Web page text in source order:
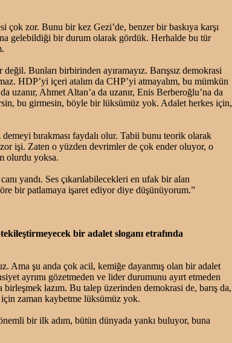
çok zor. Bunu bir kez Gezi’de, benzer bir baskıya karşı
gelebildiği bir durum olarak gördük. Herhalde bu tür
Bunları birbirinden ayıramayız. Barışsız demokrasi
HDP’yi içeri atalım da CHP’yi atmayalım, bu mümkün
uzanır, Ahmet Altan’a da uzanır, Enis Berberoğlu’na da
bu girmesin, böyle bir lüksümüz yok. Adalet herkes için,
bırakması faydalı olur. Tabii bunu teorik olarak
işi. Zaten o yüzden devrimler de çok ender oluyor, o
olurdu yoksa.
yandı. Ses çıkarılabilecekleri en ufak bir alan
bir patlamaya işaret ediyor diye düşünüyorum.”
bir adalet sloganı etrafında
Ama şu anda çok acil, kemiğe dayanmış olan bir adalet
ayrımı gözetmeden ve lider durumunu ayırt etmeden
lazım. Bu talep üzerinden demokrasi de, barış da,
zaman kaybetme lüksümüz yok.
bir ilk adım, bütün dünyada yankı buluyor, buna